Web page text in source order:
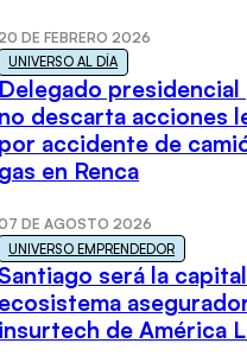
DE FEBRERO 2026
UNIVERSO AL DÍA
Delegado presidencial
no descarta acciones
por accidente de
gas en Renca
DE AGOSTO 2026
UNIVERSO EMPRENDEDOR
Santiago será la
ecosistema
insurtech de América